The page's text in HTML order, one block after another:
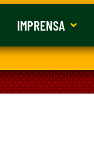
IMPRENSA